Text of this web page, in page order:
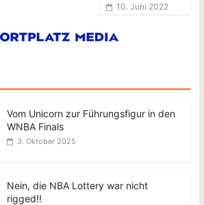
10. Juni 2022
Vom Unicorn zur Führungsfigur in den
WNBA Finals
3. Oktober 2025
Nein, die NBA Lottery war nicht
rigged!!